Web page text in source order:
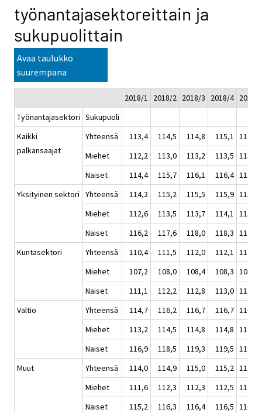
työnantajasektoreittain ja
sukupuolittain
Avaa taulukko
suurempana
2018/1 2018/2 2018/3 2018/4 2018
Työnantajasektori Sukupuoli
Kaikki
palkansaajat
Yhteensä 113,4 114,5 114,8 115,1 114,4
Miehet
112,2 113,0 113,2 113,5 113,0
Naiset
114,4 115,7 116,1 116,4 115,6
Yksityinen sektori
Yhteensä 114,2 115,2 115,5 115,9 115,2
Miehet
112,6 113,5 113,7 114,1 113,5
Naiset
116,2 117,6 118,0 118,3 117,5
Kuntasektori
Yhteensä 110,4 111,5 112,0 112,1 111,5
Miehet
107,2 108,0 108,4 108,3 108,0
Naiset
111,1 112,2 112,8 113,0 112,3
Valtio
Yhteensä 114,7 116,2 116,7 116,7 116,1
Miehet
113,2 114,5 114,8 114,8 114,3
Naiset
116,9 118,5 119,3 119,5 118,5
Muut
Yhteensä 114,0 114,9 115,0 115,2 114,8
Miehet
111,6 112,3 112,3 112,5 112,2
Naiset
115,2 116,3 116,4 116,5 116,1